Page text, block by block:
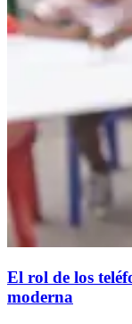
El rol de los
moderna